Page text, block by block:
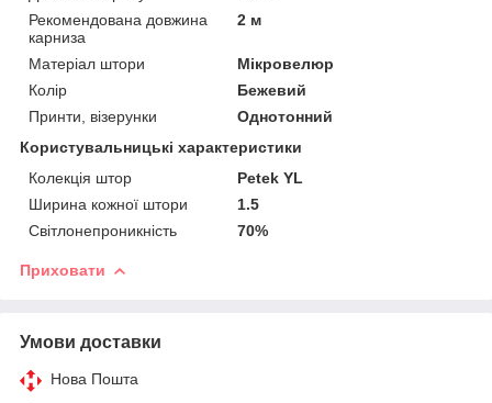
Рекомендована довжина
карниза
2 м
Матеріал штори
Мікровелюр
Колір
Бежевий
Принти, візерунки
Однотонний
Користувальницькі характеристики
Колекція штор
Petek YL
Ширина кожної штори
1.5
Світлонепроникність
70%
Приховати
Умови доставки
Нова Пошта